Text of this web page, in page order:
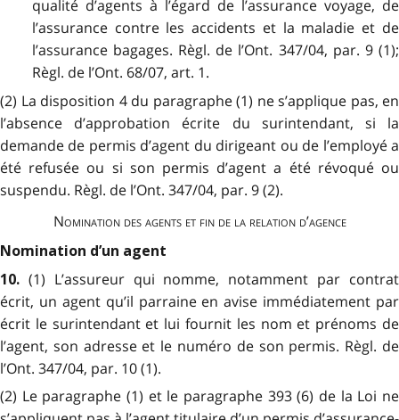
qualité d’agents à l’égard de l’assurance voyage, de
l’assurance contre les accidents et la maladie et de
l’assurance bagages. Règl. de l’Ont. 347/04, par. 9 (1);
Règl. de l’Ont. 68/07, art. 1.
(2) La disposition 4 du paragraphe (1) ne s’applique pas, en
l’absence d’approbation écrite du surintendant, si la
demande de permis d’agent du dirigeant ou de l’employé a
été refusée ou si son permis d’agent a été révoqué ou
suspendu. Règl. de l’Ont. 347/04, par. 9 (2).
Nomination des agents et fin de la relation d’agence
Nomination d’un agent
10. (1) L’assureur qui nomme, notamment par contrat
écrit, un agent qu’il parraine en avise immédiatement par
écrit le surintendant et lui fournit les nom et prénoms de
l’agent, son adresse et le numéro de son permis. Règl. de
l’Ont. 347/04, par. 10 (1).
(2) Le paragraphe (1) et le paragraphe 393 (6) de la Loi ne